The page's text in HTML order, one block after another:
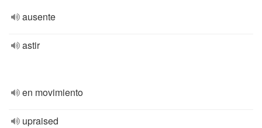
ausente
astir
en movimiento
upraised